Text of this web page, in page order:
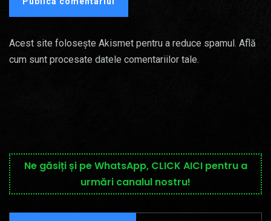
Acest site folosește Akismet pentru a reduce spamul. Află
cum sunt procesate datele comentariilor tale.
Ne găsiți și pe WhatsApp, CLICK AICI pentru a
urmări canalul nostru!